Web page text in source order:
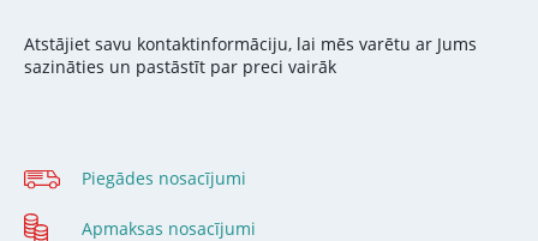
Atstājiet savu kontaktinformāciju, lai mēs varētu ar Jums
sazināties un pastāstīt par preci vairāk
Piegādes nosacījumi
Apmaksas nosacījumi